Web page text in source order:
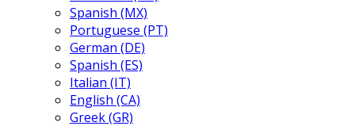
Spanish (MX)
Portuguese (PT)
German (DE)
Spanish (ES)
Italian (IT)
English (CA)
Greek (GR)